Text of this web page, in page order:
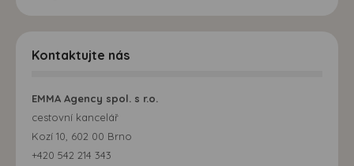
Kontaktujte nás
EMMA Agency spol. s r.o.
cestovní kancelář
Kozí 10, 602 00 Brno
+420 542 214 343